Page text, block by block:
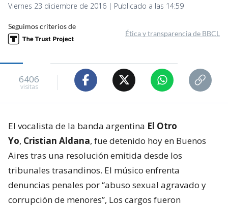
Viernes 23 diciembre de 2016 | Publicado a las 14:59
Seguimos criterios de
Ética y transparencia de BBCL
6406
visitas
El vocalista de la banda argentina El Otro
Yo, Cristian Aldana, fue detenido hoy en Buenos
Aires tras una resolución emitida desde los
tribunales trasandinos. El músico enfrenta
denuncias penales por “abuso sexual agravado y
corrupción de menores”, Los cargos fueron